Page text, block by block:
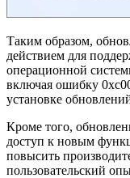
Таким образом,
действием для
операционной
включая ошибку
установке
Кроме того,
доступ к новым
повысить
пользовательский